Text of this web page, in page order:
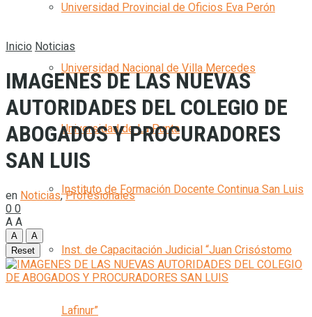
Universidad Provincial de Oficios Eva Perón
Universidad Nacional de Villa Mercedes
Universidad de La Punta
Instituto de Formación Docente Continua San Luis
Inst. de Capacitación Judicial “Juan Crisóstomo
Lafinur”
Inicio Noticias
IMAGENES DE LAS NUEVAS
AUTORIDADES DEL COLEGIO DE
ABOGADOS Y PROCURADORES
SAN LUIS
en Noticias,Profesionales
0 0
A A
A
A
Reset